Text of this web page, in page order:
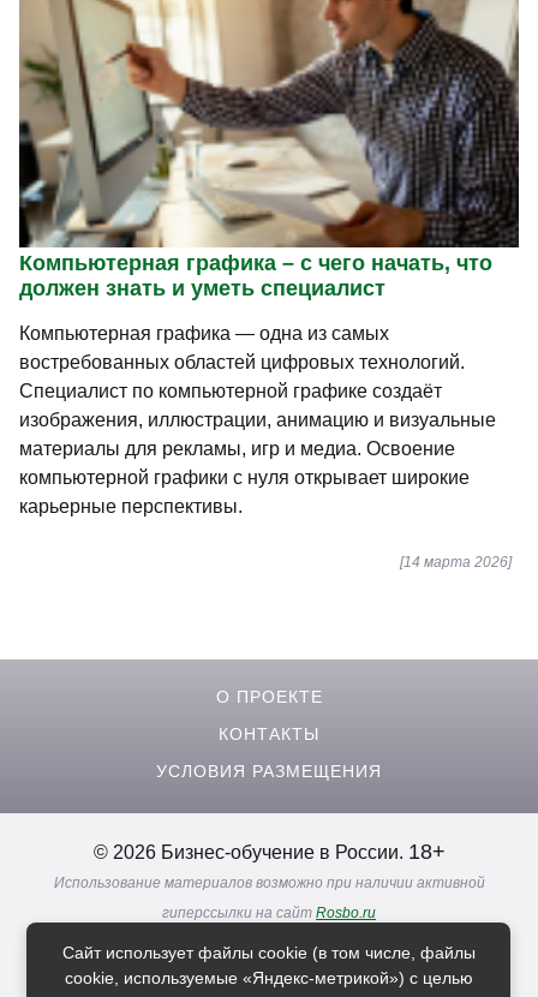
Компьютерная графика – с чего начать, что
должен знать и уметь специалист
Компьютерная графика — одна из самых
востребованных областей цифровых технологий.
Специалист по компьютерной графике создаёт
изображения, иллюстрации, анимацию и визуальные
материалы для рекламы, игр и медиа. Освоение
компьютерной графики с нуля открывает широкие
карьерные перспективы.
[14 марта 2026]
О ПРОЕКТЕ
КОНТАКТЫ
УСЛОВИЯ РАЗМЕЩЕНИЯ
© 2026 Бизнес-обучение в России. 18+
Использование материалов возможно при наличии активной
гиперссылки на сайт Rosbo.ru
Реклама. Информация о рекламодателях по ссылкам
Политика в отношении обработки персональных данных
Сайт использует файлы cookie (в том числе, файлы
cookie, используемые «Яндекс-метрикой») с целью